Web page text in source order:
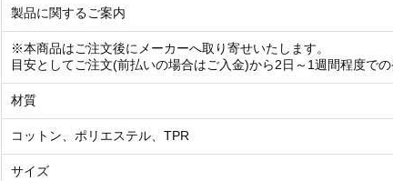
製品に関するご案内
※本商品はご注文後にメーカーへ取り寄せいたします。
目安としてご注文(前払いの場合はご入金)から2日～1週間程度での
材質
コットン、ポリエステル、TPR
サイズ